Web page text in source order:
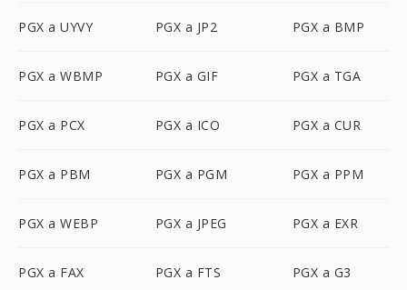
PGX a UYVY PGX a JP2 PGX a BMP
PGX a WBMP PGX a GIF PGX a TGA
PGX a PCX PGX a ICO PGX a CUR
PGX a PBM PGX a PGM PGX a PPM
PGX a WEBP PGX a JPEG PGX a EXR
PGX a FAX PGX a FTS PGX a G3